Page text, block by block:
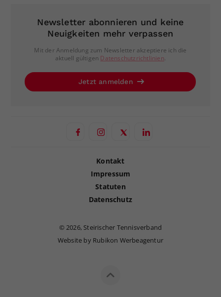
Newsletter abonnieren und keine
Neuigkeiten mehr verpassen
Mit der Anmeldung zum Newsletter akzeptiere ich die
aktuell gültigen Datenschutzrichtlinien.
Jetzt anmelden
Kontakt
Impressum
Statuten
Datenschutz
©2026, Steirischer Tennisverband
Website by Rubikon Werbeagentur